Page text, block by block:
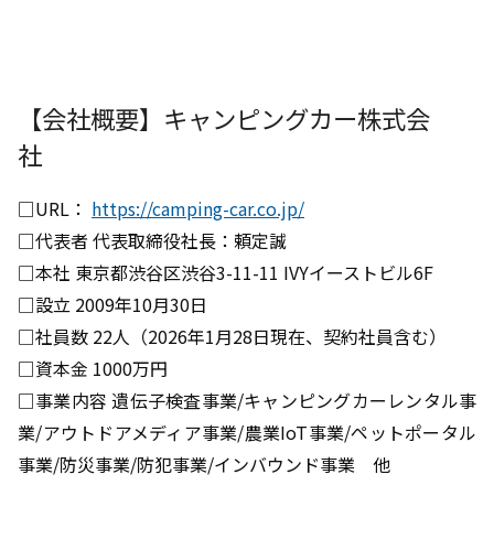
【会社概要】キャンピングカー株式会
社
□URL： https://camping-car.co.jp/
□代表者 代表取締役社長：頼定誠
□本社 東京都渋谷区渋谷3-11-11 IVYイーストビル6F
□設立 2009年10月30日
□社員数 22人（2026年1月28日現在、契約社員含む）
□資本金 1000万円
□事業内容 遺伝子検査事業/キャンピングカーレンタル事
業/アウトドアメディア事業/農業IoT事業/ペットポータル
事業/防災事業/防犯事業/インバウンド事業 他